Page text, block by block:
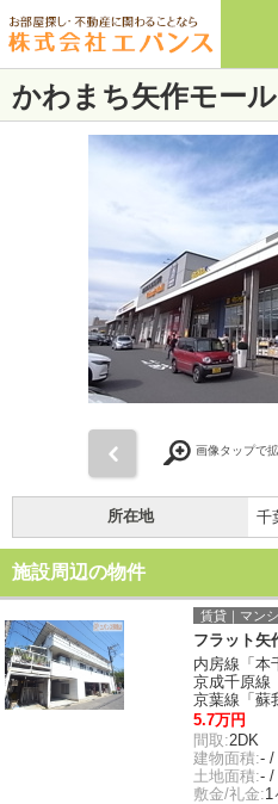
かわまち矢作モール
画像タップで
所在地 千
施設周辺の物件
賃貸｜マン
フラット矢
内房線「本
京成千原線
京葉線「蘇
5.7万円
間取:2DK
建物面積:- /
土地面積:- /
敷金/礼金:1